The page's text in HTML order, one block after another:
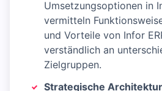
Umsetzungsoptionen in
vermitteln
und Vorteile von Infor
verständlich an
Zielgruppen.
Strategische